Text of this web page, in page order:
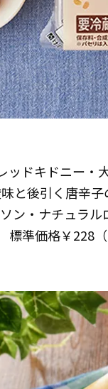
ッドキドニー・
と後引く唐辛
ン・ナチュラ
準価格￥228（